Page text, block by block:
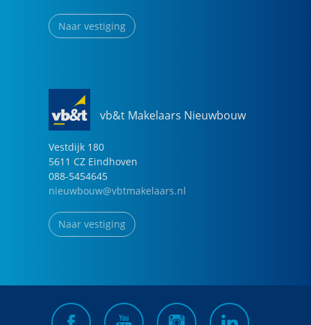
Naar vestiging
vb&t Makelaars Nieuwbouw
Vestdijk 180
5611 CZ Eindhoven
088-5454645
nieuwbouw@vbtmakelaars.nl
Naar vestiging